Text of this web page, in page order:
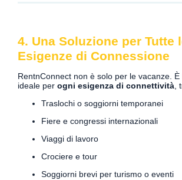
4. Una Soluzione per Tutte
Esigenze di Connessione
RentnConnect non è solo per le vacanze.
ideale per ogni esigenza di connettività
Traslochi o soggiorni temporanei
Fiere e congressi internazionali
Viaggi di lavoro
Crociere e tour
Soggiorni brevi per turismo o eventi